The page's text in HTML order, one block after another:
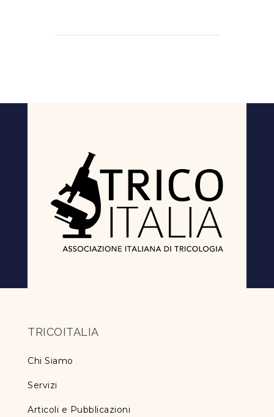
TRICOITALIA
Chi Siamo
Servizi
Articoli e Pubblicazioni